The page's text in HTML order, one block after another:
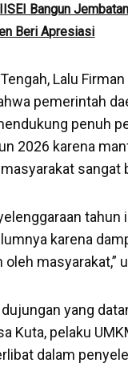
Bangun
Beri Apresiasi
Lalu Firman
pemerintah
penuh
2026 karena
sangat
tahun
karena
oleh masyarakat,”
yang
Kuta, pelaku
dalam